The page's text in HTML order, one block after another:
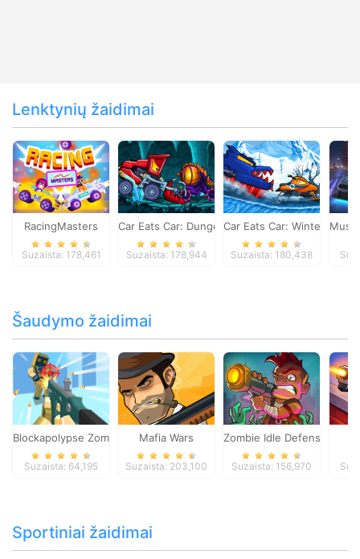
Lenktynių žaidimai
RacingMasters
Suzaista: 178,461
Car Eats Car: Dungeon Adventure
Suzaista: 178,944
Car Eats Car: Winter
Suzaista: 180,438
Šaudymo žaidimai
Blockapolypse Zombie Shooter
Suzaista: 64,195
Mafia Wars
Suzaista: 203,100
Zombie Idle Defense
Suzaista: 156,970
Sportiniai žaidimai